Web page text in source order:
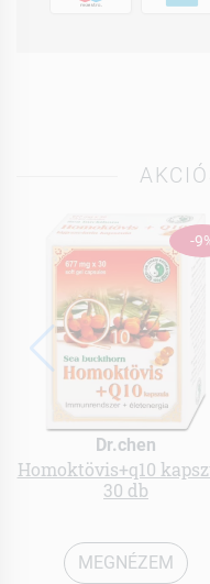
-
Dr.chen
Homoktövis+q10
30 db
MEGNÉZEM